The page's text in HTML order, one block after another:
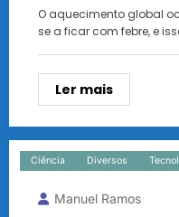
O aquecimento global
se a ficar com febre, e
Ler mais
Ciência Diversos
Manuel Ramos